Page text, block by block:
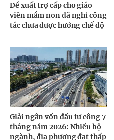
Đề xuất trợ cấp cho giáo
viên mầm non đã nghỉ công
tác chưa được hưởng chế độ
Giải ngân vốn đầu tư công 7
tháng năm 2026: Nhiều bộ
ngành, địa phương đạt thấp